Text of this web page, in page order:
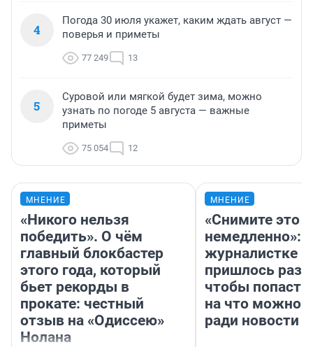
4
Погода 30 июля укажет, каким ждать август —
поверья и приметы
77 249 13
5
Суровой или мягкой будет зима, можно
узнать по погоде 5 августа — важные
приметы
75 054 12
МНЕНИЕ
«Никого нельзя
победить». О чём
главный блокбастер
этого года, который
бьет рекорды в
прокате: честный
отзыв на «Одиссею»
Нолана
МНЕНИЕ
«Снимите это
немедленно»:
журналистке
пришлось
чтобы попасть
на что можно
ради новости